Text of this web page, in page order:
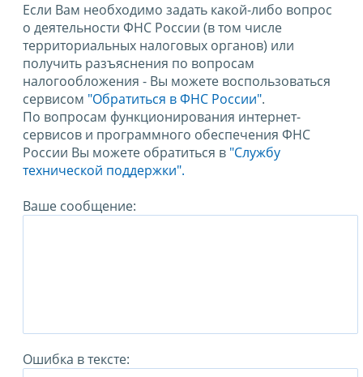
Если Вам необходимо задать какой-либо вопрос
о деятельности ФНС России (в том числе
территориальных налоговых органов) или
получить разъяснения по вопросам
налогообложения - Вы можете воспользоваться
сервисом "Обратиться в ФНС России".
По вопросам функционирования интернет-
сервисов и программного обеспечения ФНС
России Вы можете обратиться в "Службу
технической поддержки".
Ваше сообщение:
Ошибка в тексте: